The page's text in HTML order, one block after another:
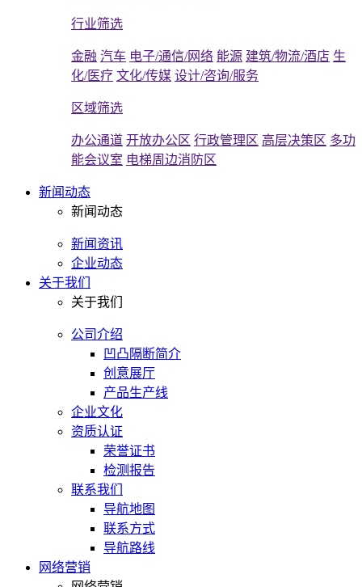
行业筛选
金融 汽车 电子/通信/网络 能源 建筑/物流/酒店 生
化/医疗 文化/传媒 设计/咨询/服务
区域筛选
办公通道 开放办公区 行政管理区 高层决策区 多功
能会议室 电梯周边消防区
新闻动态
新闻动态
新闻资讯
企业动态
关于我们
关于我们
公司介绍
凹凸隔断简介
创意展厅
产品生产线
企业文化
资质认证
荣誉证书
检测报告
联系我们
导航地图
联系方式
导航路线
网络营销